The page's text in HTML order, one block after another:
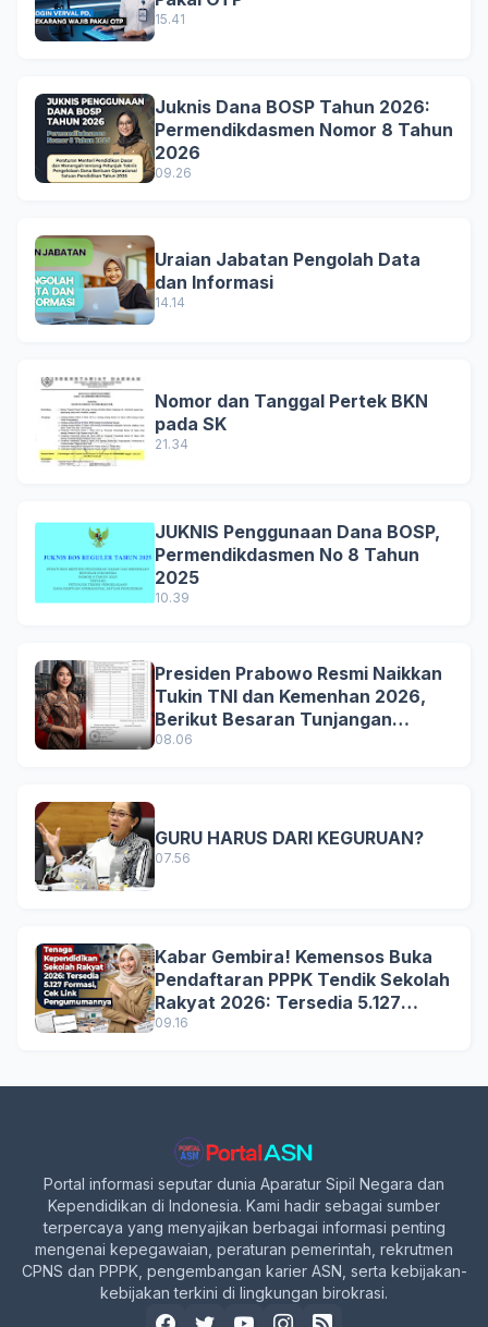
15.41
Juknis Dana BOSP Tahun 2026:
Permendikdasmen Nomor 8 Tahun
2026
09.26
Uraian Jabatan Pengolah Data
dan Informasi
14.14
Nomor dan Tanggal Pertek BKN
pada SK
21.34
JUKNIS Penggunaan Dana BOSP,
Permendikdasmen No 8 Tahun
2025
10.39
Presiden Prabowo Resmi Naikkan
Tukin TNI dan Kemenhan 2026,
Berikut Besaran Tunjangan
Terbaru
08.06
GURU HARUS DARI KEGURUAN?
07.56
Kabar Gembira! Kemensos Buka
Pendaftaran PPPK Tendik Sekolah
Rakyat 2026: Tersedia 5.127
Formasi, Simak Syarat dan
09.16
Portal informasi seputar dunia Aparatur Sipil Negara dan
Kependidikan di Indonesia. Kami hadir sebagai sumber
terpercaya yang menyajikan berbagai informasi penting
mengenai kepegawaian, peraturan pemerintah, rekrutmen
CPNS dan PPPK, pengembangan karier ASN, serta kebijakan-
kebijakan terkini di lingkungan birokrasi.